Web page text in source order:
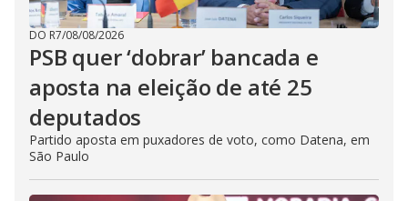
DO R7/08/08/2026
PSB quer ‘dobrar’ bancada e
aposta na eleição de até 25
deputados
Partido aposta em puxadores de voto, como Datena, em
São Paulo